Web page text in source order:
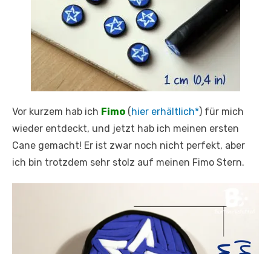
Vor kurzem hab ich Fimo (hier erhältlich*) für mich
wieder entdeckt, und jetzt hab ich meinen ersten
Cane gemacht! Er ist zwar noch nicht perfekt, aber
ich bin trotzdem sehr stolz auf meinen Fimo Stern.